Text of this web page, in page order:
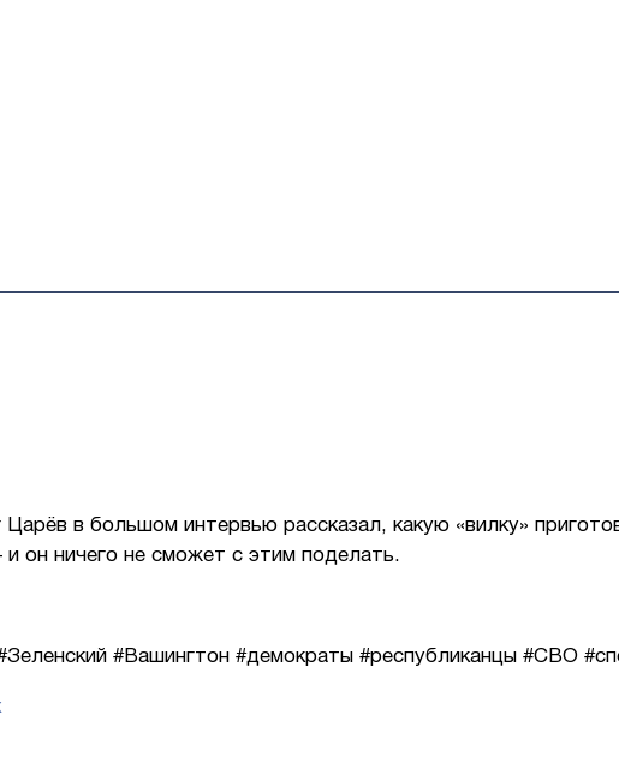
Царёв в большом интервью рассказал, какую «вилку»
он ничего не сможет с этим поделать.
#Вашингтон #демократы #республиканцы #СВО